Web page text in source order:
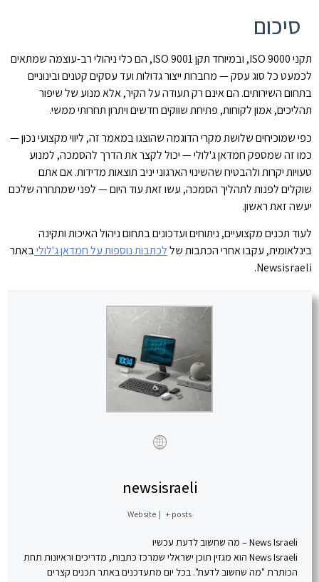
סיכום
תקני ISO 9000, ובמיוחד תקן ISO 9001, הם כלי ניהולי רב-עוצמה שמתאים
לכמעט כל סוג עסק — מחברות ייצור גדולות ועד עסקים קטנים ובינוניים
בתחום השירותים. הם אינם רק תעודה על הקיר, אלא מנוע של שיפור
תהליכים, אמון לקוחות, פתיחת שווקים חדשים ויתרון תחרותי ממשי.
כפי שמוכיחים שלושת מקרי הדוגמה שהוצגו במאמר זה, ליווי מקצועי נכון —
כמו זה שמספק חמדאן ג'לולי — יכול לקצר את הדרך להסמכה, למנוע
טעויות יקרות ולהבטיח שהשינוי הארגוני יניב תוצאות מדידות. אם אתם
שוקלים לפנות לתהליך הסמכה, עשו זאת עוד היום — לפני שמתחרה שלכם
יעשה זאת ראשון.
לעוד תכנים מקצועיים, ניתוחים ועדכונים בתחום ניהול האיכות ותקינה
בינלאומית, עקבו אחרי הכתבות שללכתבות נוספות על חמדאן ג'לוליבאתר
Newsisraeli.
newsisraeli
Website | + posts
News Israeli – מה שחשוב לדעת עכשיו
News Israeli הוא מגזין תוכן ישראלי שמרכז כתבות, מדריכים וראיונות תחת
הכותרת "מה שחשוב לדעת". בכל יום מתעדכנים באתר תכנים קצרים